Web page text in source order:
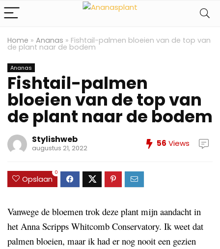
Home » Ananas » Fishtail-palmen bloeien van de top van
de plant naar de bodem
Ananas
Fishtail-palmen
bloeien van de top van
de plant naar de bodem
Stylishweb
augustus 21, 2022 56 Views
Opslaan
0
Vanwege de bloemen trok deze plant mijn aandacht in
het Anna Scripps Whitcomb Conservatory. Ik weet dat
palmen bloeien, maar ik had er nog nooit een gezien